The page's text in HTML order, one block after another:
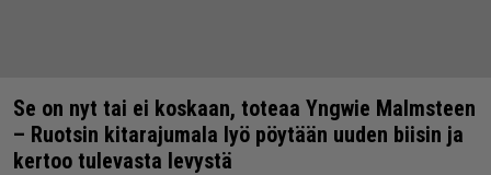
Se on nyt tai ei koskaan, toteaa Yngwie Malmsteen
– Ruotsin kitarajumala lyö pöytään uuden biisin ja
kertoo tulevasta levystä